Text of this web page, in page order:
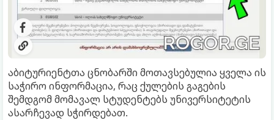
აბიტურიენტთა ცნობარში მოთავსებულია ყველა ის
საჭირო ინფორმაცია, რაც ქულების გაგების
შემდგომ მომავალ სტუდენტებს უნივერსიტეტის
ასარჩევად სჭირდებათ.